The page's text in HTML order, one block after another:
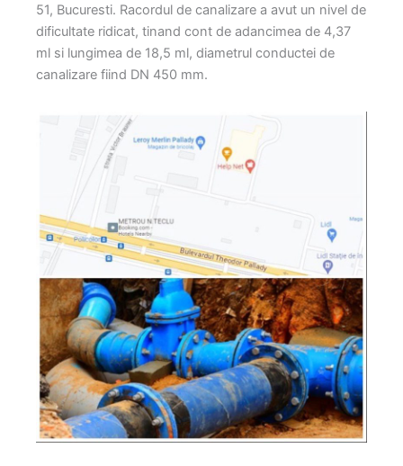
51, Bucuresti. Racordul de canalizare a avut un nivel de
dificultate ridicat, tinand cont de adancimea de 4,37
ml si lungimea de 18,5 ml, diametrul conductei de
canalizare fiind DN 450 mm.